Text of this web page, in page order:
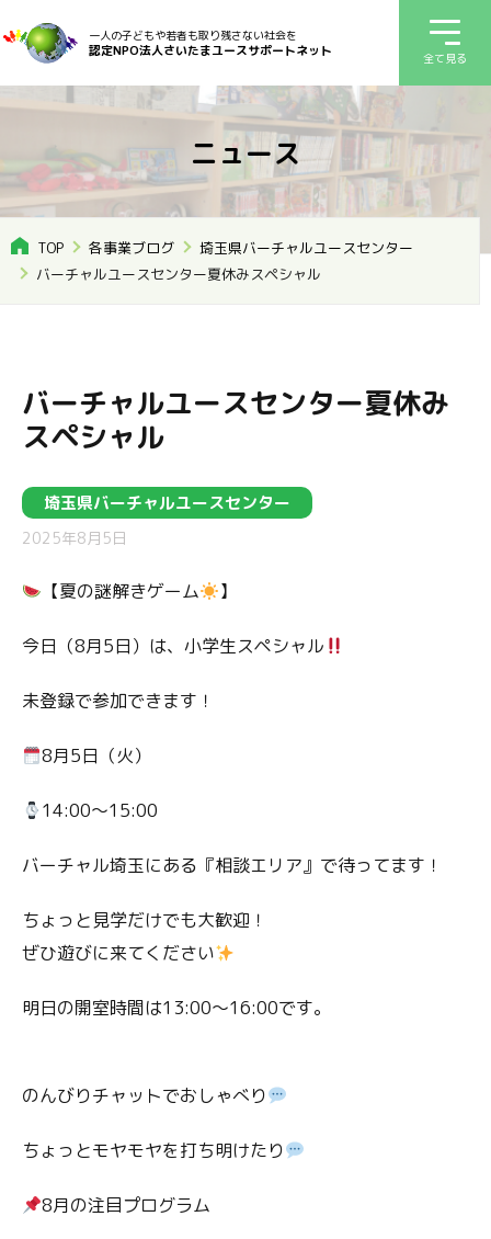
一人の子どもや若者も取り残さない社会を
認定NPO法人さいたまユースサポートネット 全て見る
ニュース
TOP 各事業ブログ
埼玉県バーチャルユースセンター
バーチャルユースセンター夏休みスペシャル
バーチャルユースセンター夏休み
スペシャル
埼玉県バーチャルユースセンター
2025年8月5日
【夏の謎解きゲーム 】
今日（8月5日）は、小学生スペシャル
未登録で参加できます！
8月5日（火）
14:00〜15:00
バーチャル埼玉にある『相談エリア』で待ってます！
ちょっと見学だけでも大歓迎！
ぜひ遊びに来てください
明日の開室時間は13:00〜16:00です。
のんびりチャットでおしゃべり
ちょっとモヤモヤを打ち明けたり
8月の注目プログラム